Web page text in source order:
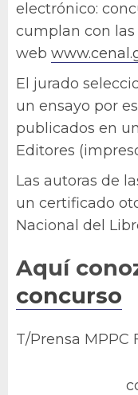
electrónico:
cumplan con
web
El jurado
un ensayo por
publicados en
Editores
Las autoras de
un certificado
Nacional del
Aquí
concurso
T/Prensa MPPC